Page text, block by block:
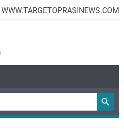
WWW.TARGETOPRASINEWS.COM